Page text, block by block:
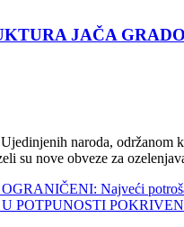
JAČA
naroda,
su nove obveze za
Najveći
POTPUNOSTI